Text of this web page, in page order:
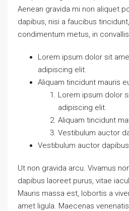
Aenean gravida mi non aliquet
dapibus, nisi a faucibus
condimentum metus, in
Lorem ipsum dolor sit
adipiscing elit.
Aliquam tincidunt mauris
Lorem ipsum dolor
adipiscing elit.
Aliquam tincidunt
Vestibulum auctor
Vestibulum auctor
Ut non gravida arcu. Vivamus
dapibus laoreet purus, vitae
Mauris massa est, lobortis a
amet ligula. Maecenas